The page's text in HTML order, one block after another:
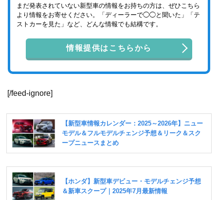
まだ発表されていない新型車の情報をお持ちの方は、ぜひこちら
より情報をお寄せください。「ディーラーで◯◯と聞いた」「テ
ストカーを見た」など、どんな情報でも結構です。
情報提供はこちらから
[/feed-ignore]